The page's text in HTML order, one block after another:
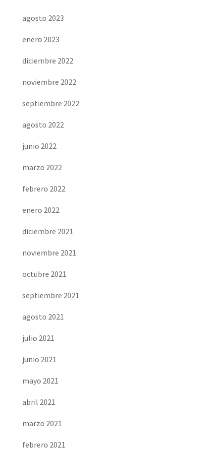
agosto 2023
enero 2023
diciembre 2022
noviembre 2022
septiembre 2022
agosto 2022
junio 2022
marzo 2022
febrero 2022
enero 2022
diciembre 2021
noviembre 2021
octubre 2021
septiembre 2021
agosto 2021
julio 2021
junio 2021
mayo 2021
abril 2021
marzo 2021
febrero 2021